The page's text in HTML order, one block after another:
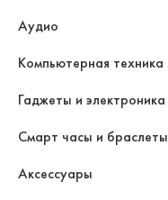
Аудио
Компьютерная техника
Гаджеты и электроника
Смарт часы и браслеты
Аксессуары